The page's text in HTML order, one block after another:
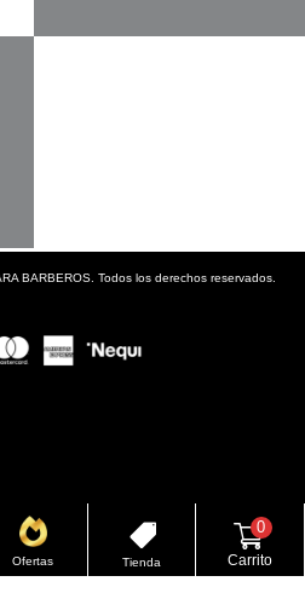
BARBEROS. Todos los derechos reservados.
Ofertas

Tienda
0
Carrito